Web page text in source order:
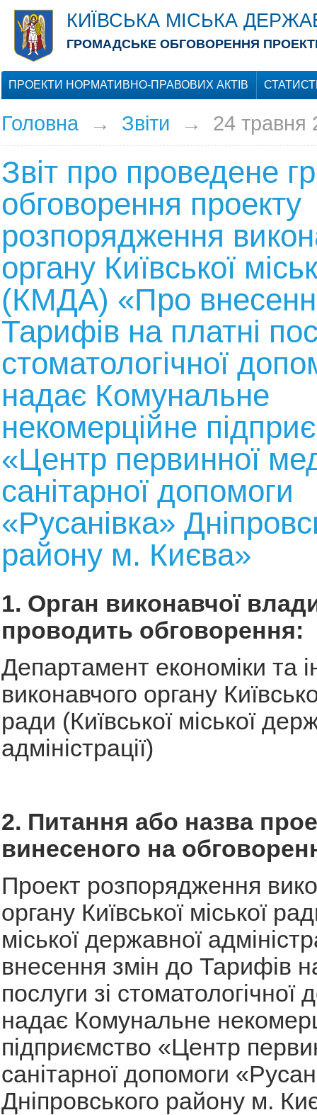
КИЇВСЬКА МІСЬКА
ГРОМАДСЬКЕ ОБГОВОРЕННЯ
ПРОЕКТИ НОРМАТИВНО-ПРАВОВИХ АКТІВ
Головна→ Звіти → 24 травня
Звіт про проведене
обговорення проекту
розпорядження
органу Київської
(КМДА) «Про
Тарифів на платні
стоматологічної
надає Комунальне
некомерційне
«Центр первинної
санітарної допомоги
«Русанівка»
району м. Києва»
1. Орган виконавчої
проводить обговорення:
Департамент економіки та
виконавчого органу
ради (Київської міської
адміністрації)
2. Питання або назва
винесеного на
Проект розпорядження
органу Київської міської
міської державної
внесення змін до Тарифів
послуги зі стоматологічної
надає Комунальне
підприємство «Центр
санітарної допомоги
Дніпровського району м.